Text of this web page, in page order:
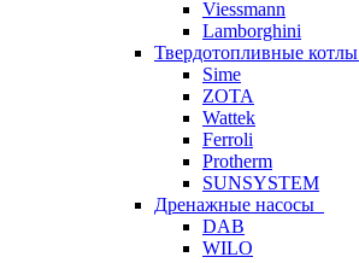
Viessmann
Lamborghini
Твердотопливные котлы
Sime
ZOTA
Wattek
Ferroli
Protherm
SUNSYSTEM
Дренажные насосы
DAB
WILO